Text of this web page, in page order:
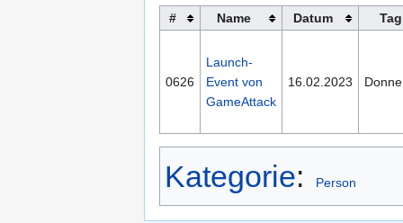
# Name Datum Tag
0626
Launch-
Event von
GameAttack
16.02.2023
Kategorie: Person